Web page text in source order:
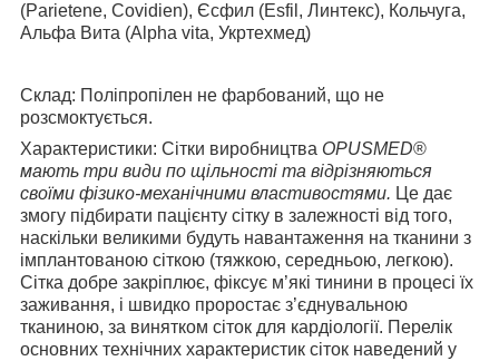
(Parietene, Covidien), Єсфил (Esfil, Линтекс), Кольчуга,
Альфа Вита (Alpha vita, Укртехмед)
Склад: Поліпропілен не фарбований, що не
розсмоктується.
Характеристики: Сітки виробництва OPUSMED®
мають три види по щільності та відрізняються
своїми фізико-механічними властивостями. Це дає
змогу підбирати пацієнту сітку в залежності від того,
наскільки великими будуть навантаження на тканини з
імплантованою сіткою (тяжкою, середньою, легкою).
Сітка добре закріплює, фіксує м’які тинини в процесі їх
заживання, і швидко проростає з’єднувальною
тканиною, за винятком сіток для кардіології. Перелік
основних технічних характеристик сіток наведений у